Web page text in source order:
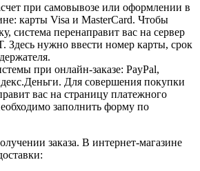
при самовывозе или оформлении в
карты Visa и MasterCard. Чтобы
система перенаправит вас на сервер
Здесь нужно ввести номер карты, срок
при онлайн-заказе: PayPal,
Для совершения покупки
вас на страницу платежного
заполнить форму по
заказа. В интернет-магазине